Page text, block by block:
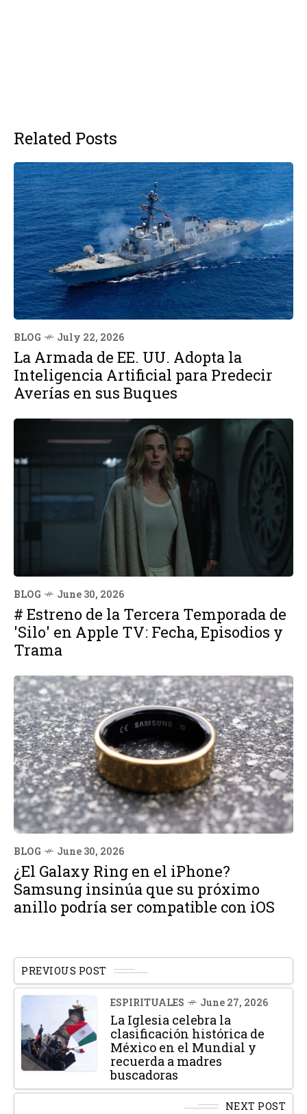
Related Posts
BLOG July 22, 2026
La Armada de EE. UU. Adopta la
Inteligencia Artificial para Predecir
Averías en sus Buques
BLOG June 30, 2026
# Estreno de la Tercera Temporada de
'Silo' en Apple TV: Fecha, Episodios y
Trama
BLOG June 30, 2026
¿El Galaxy Ring en el iPhone?
Samsung insinúa que su próximo
anillo podría ser compatible con iOS
PREVIOUS POST
ESPIRITUALES June 27, 2026
La Iglesia celebra la
clasificación histórica de
México en el Mundial y
recuerda a madres
buscadoras
NEXT POST